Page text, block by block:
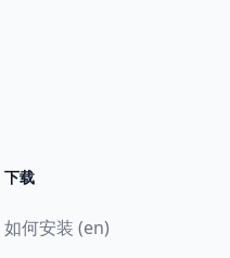
下载
如何安装 (en)